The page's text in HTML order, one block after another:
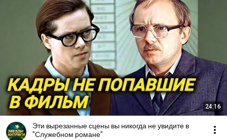
24:16
Эти вырезанные сцены вы никогда не увидите в
"Служебном романе"